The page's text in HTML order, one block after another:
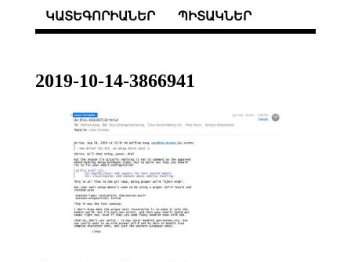
ԿԱՏԵԳՈՐԻԱՆԵՐ ՊԻՏԱԿՆԵՐ
2019-10-14-3866941